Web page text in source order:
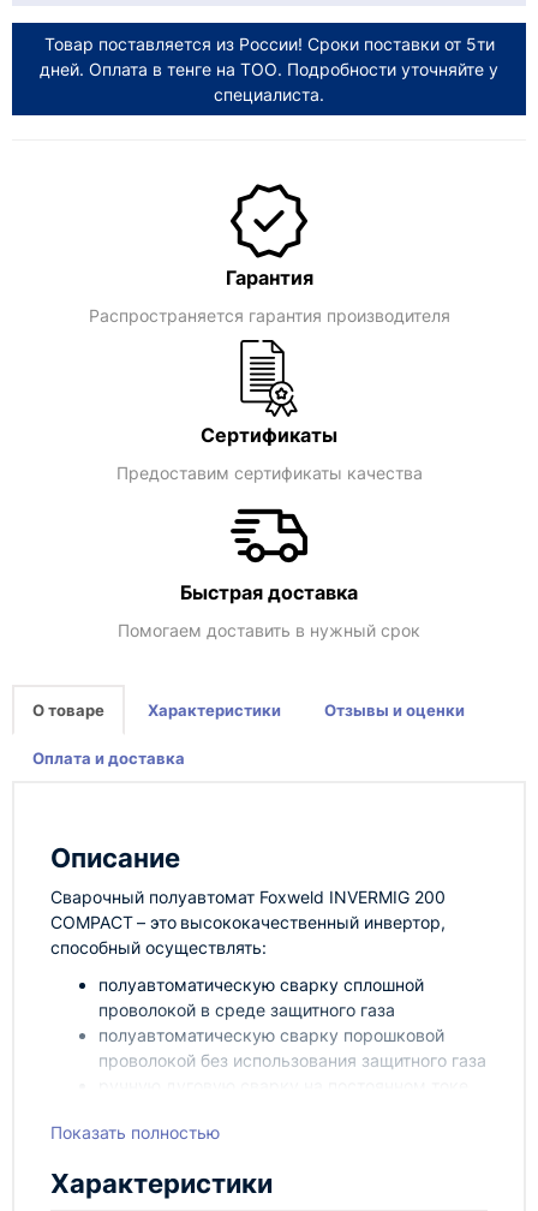
Товар поставляется из России! Сроки поставки от 5ти
дней. Оплата в тенге на ТОО. Подробности уточняйте у
специалиста.
Гарантия
Распространяется гарантия производителя
Сертификаты
Предоставим сертификаты качества
Быстрая доставка
Помогаем доставить в нужный срок
О товаре Характеристики Отзывы и оценки
Оплата и доставка
Описание
Сварочный полуавтомат Foxweld INVERMIG 200
COMPACT– это высококачественный инвертор,
способный осуществлять:
полуавтоматическую сварку сплошной
проволокой в среде защитного газа
полуавтоматическую сварку порошковой
проволокой без использования защитного газа
основным покрытием
Модель COMPACT входит в серию аппаратов
INVERMIG. Данная линейка полуавтоматов
Показать полностью
Характеристики